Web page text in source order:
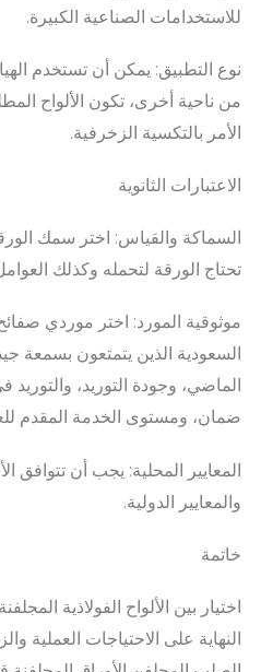
للاستخدامات الصناعية الكبيرة.
نوع التطبيق: يمكن أن تستخدم
من ناحية أخرى، تكون الألواح
الأمر بالتكسية الزخرفية.
الاعتبارات الثانوية
السماكة والقياس: اختر سمك
تحتاج الورقة لتحمله وكذلك
موثوقية المورد: اختر موردي
السعودية الذين يتمتعون بسمعة
الماضي، وجودة التوريد،
ضمان، ومستوى الخدمة المقدم
المعايير المحلية: يجب أن تتوافق
والمعايير الدولية.
خاتمة
اختيار بين الألواح الفولاذية
النهاية على الاحتياجات العملية